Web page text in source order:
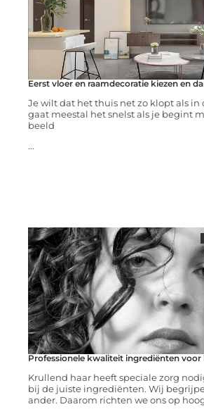
Eerst vloer en raamdecoratie kiezen en
Je wilt dat het thuis net zo klopt als in
gaat meestal het snelst als je begint
beeld
...
Professionele kwaliteit ingrediënten voor
Krullend haar heeft speciale zorg
bij de juiste ingrediënten. Wij
ander. Daarom richten we ons op